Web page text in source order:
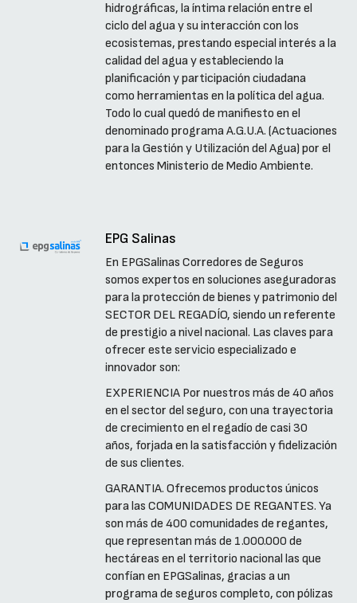
hidrográficas, la íntima relación entre el
ciclo del agua y su interacción con los
ecosistemas, prestando especial interés a la
calidad del agua y estableciendo la
planificación y participación ciudadana
como herramientas en la política del agua.
Todo lo cual quedó de manifiesto en el
denominado programa A.G.U.A. (Actuaciones
para la Gestión y Utilización del Agua) por el
entonces Ministerio de Medio Ambiente.
EPG Salinas
En EPGSalinas Corredores de Seguros
somos expertos en soluciones aseguradoras
para la protección de bienes y patrimonio del
SECTOR DEL REGADÍO, siendo un referente
de prestigio a nivel nacional. Las claves para
ofrecer este servicio especializado e
innovador son:
EXPERIENCIA Por nuestros más de 40 años
en el sector del seguro, con una trayectoria
de crecimiento en el regadío de casi 30
años, forjada en la satisfacción y fidelización
de sus clientes.
GARANTIA. Ofrecemos productos únicos
para las COMUNIDADES DE REGANTES. Ya
son más de 400 comunidades de regantes,
que representan más de 1.000.000 de
hectáreas en el territorio nacional las que
confían en EPGSalinas, gracias a un
programa de seguros completo, con pólizas